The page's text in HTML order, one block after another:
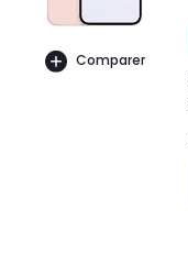
Comparer